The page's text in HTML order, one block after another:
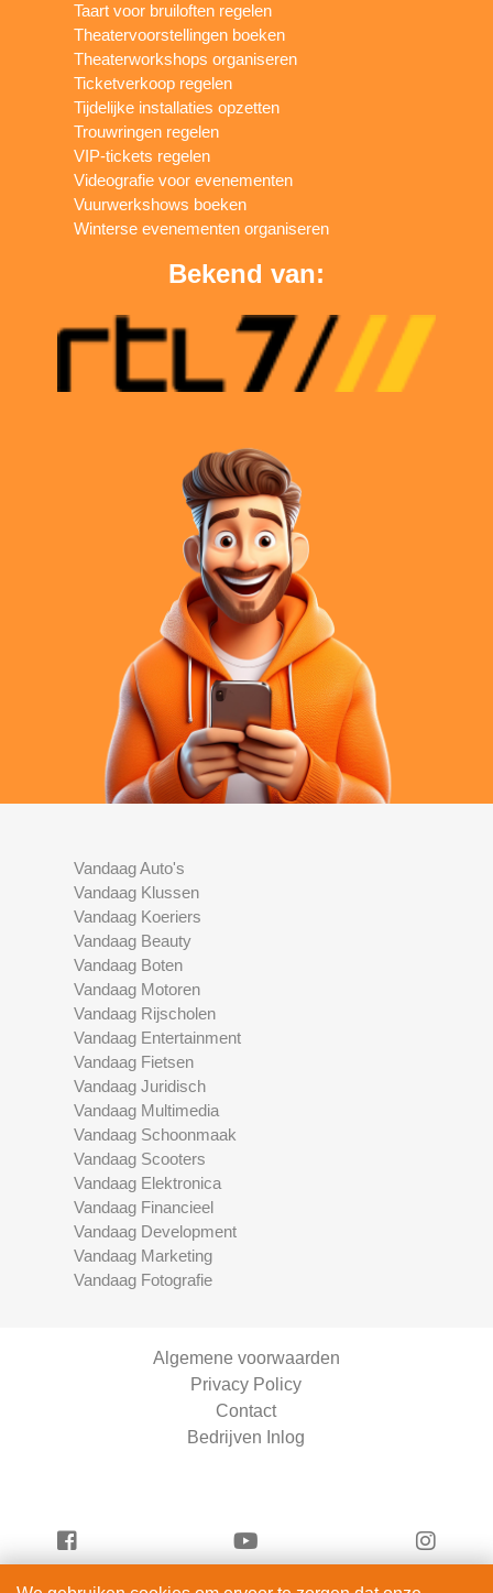
Taart voor bruiloften regelen
Theatervoorstellingen boeken
Theaterworkshops organiseren
Ticketverkoop regelen
Tijdelijke installaties opzetten
Trouwringen regelen
VIP-tickets regelen
Videografie voor evenementen
Vuurwerkshows boeken
Winterse evenementen organiseren
Bekend van:
Vandaag Auto's
Vandaag Klussen
Vandaag Koeriers
Vandaag Beauty
Vandaag Boten
Vandaag Motoren
Vandaag Rijscholen
Vandaag Entertainment
Vandaag Fietsen
Vandaag Juridisch
Vandaag Multimedia
Vandaag Schoonmaak
Vandaag Scooters
Vandaag Elektronica
Vandaag Financieel
Vandaag Development
Vandaag Marketing
Vandaag Fotografie
Algemene voorwaarden
Privacy Policy
Contact
Bedrijven Inlog